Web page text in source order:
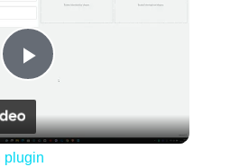
Play
Video
plugin